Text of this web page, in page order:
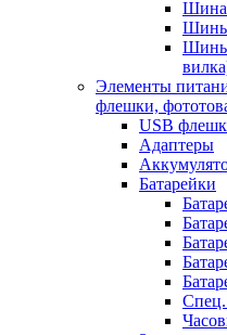
Шина
Шины
Шины
Элементы
флешки,
USB
Адаптеры
Батарейки
Спец.